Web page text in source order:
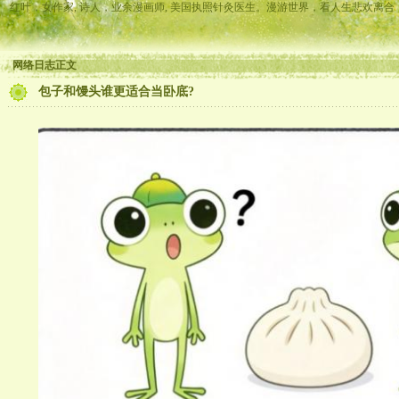
红叶，女作家, 诗人，业余漫画师, 美国执照针灸医生。漫游世界，看人生悲欢离
网络日志正文
包子和馒头谁更适合当卧底?